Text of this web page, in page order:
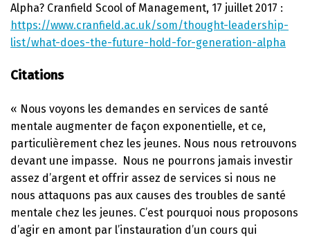
Alpha? Cranfield Scool of Management, 17 juillet 2017 :
https://www.cranfield.ac.uk/som/thought-leadership-
list/what-does-the-future-hold-for-generation-alpha
Citations
« Nous voyons les demandes en services de santé
mentale augmenter de façon exponentielle, et ce,
particulièrement chez les jeunes. Nous nous retrouvons
devant une impasse. Nous ne pourrons jamais investir
assez d’argent et offrir assez de services si nous ne
nous attaquons pas aux causes des troubles de santé
mentale chez les jeunes. C’est pourquoi nous proposons
d’agir en amont par l’instauration d’un cours qui